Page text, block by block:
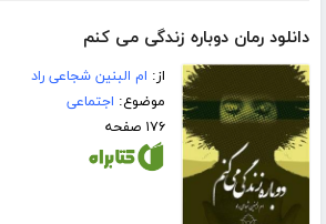
دانلود رمان دوباره زندگی می کنم
از: ام البنین شجاعی راد
موضوع: اجتماعی
۱۷۶ صفحه